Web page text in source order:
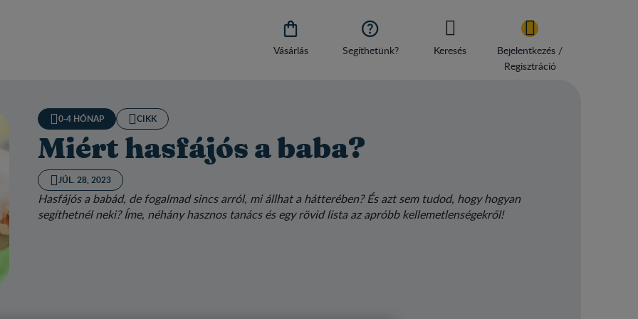

Vásárlás

Segíthetünk? Keresés
Bejelentkezés /
Regisztráció
0-4 HÓNAP CIKK
Miért hasfájós a baba?
JÚL. 28, 2023
Hasfájós a babád, de fogalmad sincs arról, mi állhat a hátterében? És azt sem tudod, hogy hogyan
segíthetnél neki? Íme, néhány hasznos tanács és egy rövid lista az apróbb kellemetlenségekről!